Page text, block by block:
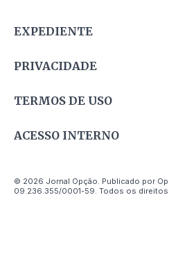
EXPEDIENTE
PRIVACIDADE
TERMOS DE USO
ACESSO INTERNO
© 2026 Jornal Opção. Publicado por
09.236.355/0001-59. Todos os